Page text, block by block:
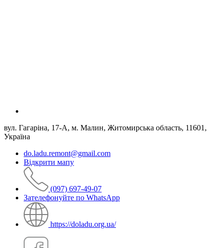
вул. Гагаріна, 17-А, м. Малин, Житомирська область, 11601,
Україна
do.ladu.remont@gmail.com
Відкрити мапу
(097) 697-49-07
Зателефонуйте по WhatsApp
https://doladu.org.ua/